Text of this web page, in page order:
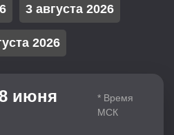
3 августа 2026
2026
июня
* Время
МСК